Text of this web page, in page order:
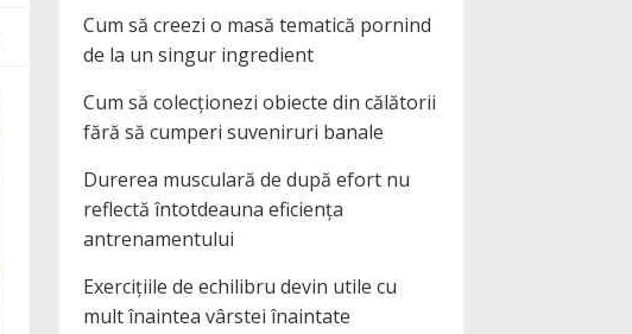
Cum să creezi o masă tematică pornind
de la un singur ingredient
Cum să colecționezi obiecte din călătorii
fără să cumperi suveniruri banale
Durerea musculară de după efort nu
reflectă întotdeauna eficiența
antrenamentului
Exercițiile de echilibru devin utile cu
mult înaintea vârstei înaintate